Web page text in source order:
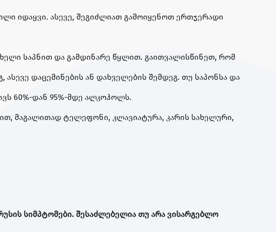
იდაყვი. ასევე, შეგიძლიათ გამოიყენოთ ერთჯერადი
საპნით და გამდინარე წყლით. გაითვალისწინეთ, რომ
დაცემინების ან დახველების შემდეგ. თუ საპონსა და
60%-დან 95%-მდე ალკოჰოლს.
მაგალითად ტელეფონი, კლავიატურა, კარის სახელური,
სიმპტომები. შესაძლებელია თუ არა ვისარგებლო